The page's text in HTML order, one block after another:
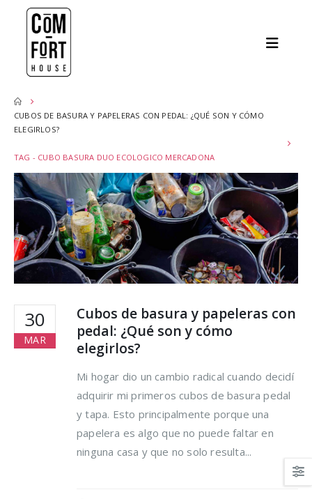
CUBOS DE BASURA Y PAPELERAS CON PEDAL: ¿QUÉ SON Y CÓMO
ELEGIRLOS?
TAG - CUBO BASURA DUO ECOLOGICO MERCADONA
30
MAR
Cubos de basura y papeleras con
pedal: ¿Qué son y cómo
elegirlos?
Mi hogar dio un cambio radical cuando decidí
adquirir mi primeros cubos de basura pedal
y tapa. Esto principalmente porque una
papelera es algo que no puede faltar en
ninguna casa y que no solo resulta...
Trucos para alargar la
vida de tus prendas
delicadas
Cómo reducir los
desperdicios
alimentarios y
al mismo tiempo